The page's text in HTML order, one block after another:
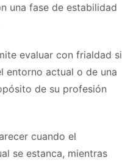
una fase de estabilidad
evaluar con frialdad si
entorno actual o de una
de su profesión
cuando el
se estanca, mientras